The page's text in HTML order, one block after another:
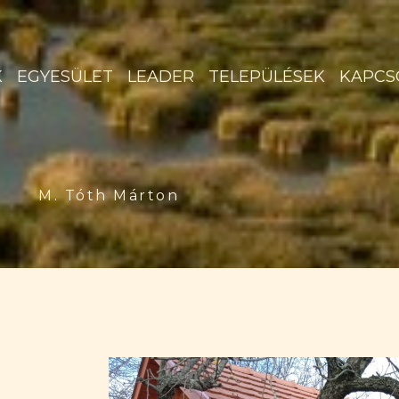
EGYESÜLET LEADER TELEPÜLÉSEK
M. Tóth Márton